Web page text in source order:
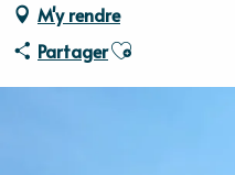
M'y rendre
PartagerAjouter aux